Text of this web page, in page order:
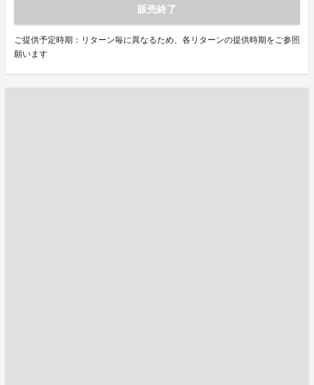
販売終了
ご提供予定時期：リターン毎に異なるため、各リターンの提供時期をご参照
願います